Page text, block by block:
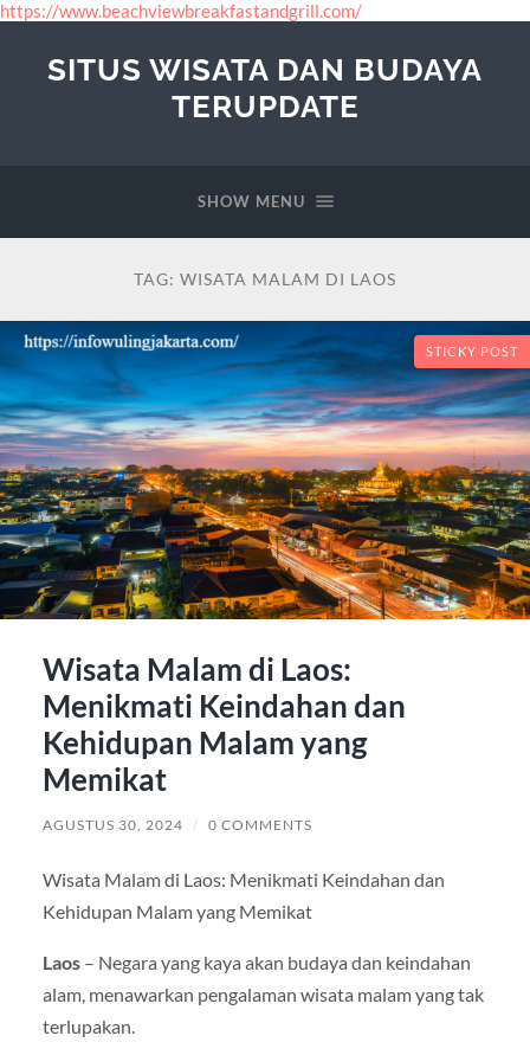
https://www.beachviewbreakfastandgrill.com/
SITUS WISATA DAN BUDAYA
TERUPDATE
SHOW MENU
TAG: WISATA MALAM DI LAOS
STICKY POST
Wisata Malam di Laos:
Menikmati Keindahan dan
Kehidupan Malam yang
Memikat
AGUSTUS 30, 2024 / 0 COMMENTS
Wisata Malam di Laos: Menikmati Keindahan dan
Kehidupan Malam yang Memikat
Laos– Negara yang kaya akan budaya dan keindahan
alam, menawarkan pengalaman wisata malam yang tak
terlupakan.